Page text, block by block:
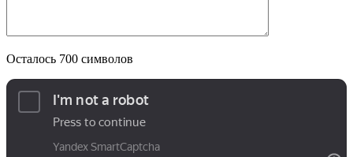
Осталось 700 символов